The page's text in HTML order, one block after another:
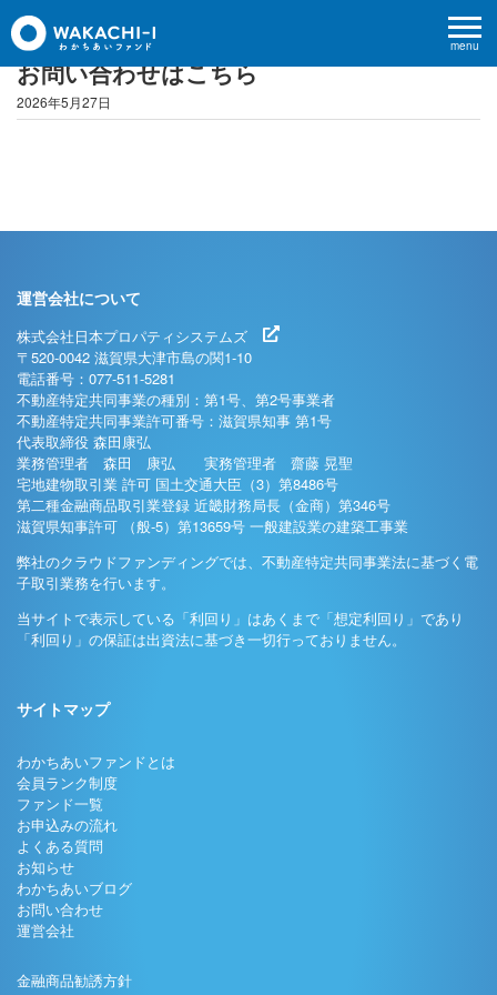
menu
お問い合わせはこちら
2026年5月27日
運営会社について
株式会社日本プロパティシステムズ
〒520-0042 滋賀県大津市島の関1-10
電話番号：077-511-5281
不動産特定共同事業の種別：第1号、第2号事業者
不動産特定共同事業許可番号：滋賀県知事 第1号
代表取締役 森田康弘
業務管理者 森田 康弘 実務管理者 齋藤 晃聖
宅地建物取引業 許可 国土交通大臣（3）第8486号
第二種金融商品取引業登録 近畿財務局長（金商）第346号
滋賀県知事許可 （般-5）第13659号 一般建設業の建築工事業
弊社のクラウドファンディングでは、不動産特定共同事業法に基づく電
子取引業務を行います。
当サイトで表示している「利回り」はあくまで「想定利回り」であり
「利回り」の保証は出資法に基づき一切行っておりません。
サイトマップ
わかちあいファンドとは
会員ランク制度
ファンド一覧
お申込みの流れ
よくある質問
お知らせ
わかちあいブログ
お問い合わせ
運営会社
金融商品勧誘方針